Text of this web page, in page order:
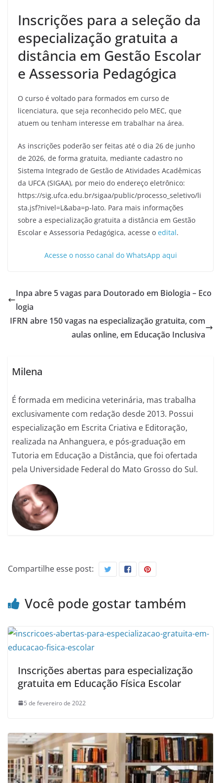
Inscrições para a seleção da
especialização gratuita a
distância em Gestão Escolar
e Assessoria Pedagógica
O curso é voltado para formados em curso de
licenciatura, que seja reconhecido pelo MEC, que
atuem ou tenham interesse em trabalhar na área.
As inscrições poderão ser feitas até o dia 26 de junho
de 2026, de forma gratuita, mediante cadastro no
Sistema Integrado de Gestão de Atividades Acadêmicas
da UFCA (SIGAA), por meio do endereço eletrônico:
https://sig.ufca.edu.br/sigaa/public/processo_seletivo/li
sta.jsf?nivel=L&aba=p-lato. Para mais informações
sobre a especialização gratuita a distância em Gestão
Escolar e Assessoria Pedagógica, acesse o edital.
Acesse o nosso canal do WhatsApp aqui
Inpa abre 5 vagas para Doutorado em Biologia – Eco
logia
IFRN abre 150 vagas na especialização gratuita, com
aulas online, em Educação Inclusiva
Milena
É formada em medicina veterinária, mas trabalha
exclusivamente com redação desde 2013. Possui
especialização em Escrita Criativa e Editoração,
realizada na Anhanguera, e pós-graduação em
Tutoria em Educação a Distância, que foi ofertada
pela Universidade Federal do Mato Grosso do Sul.
Compartilhe esse post:
Você pode gostar também
Inscrições abertas para especialização
gratuita em Educação Física Escolar
5 de fevereiro de 2022